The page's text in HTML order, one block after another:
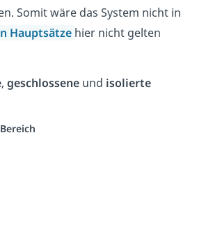
Somit wäre das System nicht in
Hauptsätze hier nicht gelten
,geschlossene und isolierte